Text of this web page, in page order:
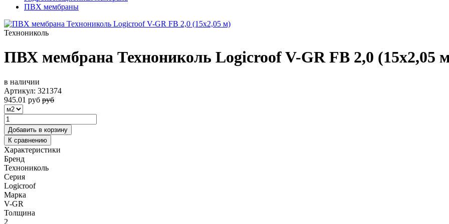
ПВХ мембраны
Технониколь
ПВХ мембрана Технониколь Logicroof V-GR FB 2,0 (15х2,05
в наличии
Артикул: 321374
945.01 руб руб
Добавить в корзину
К сравнению
Характеристики
Бренд
Технониколь
Серия
Logicroof
Марка
V-GR
Толщина
2